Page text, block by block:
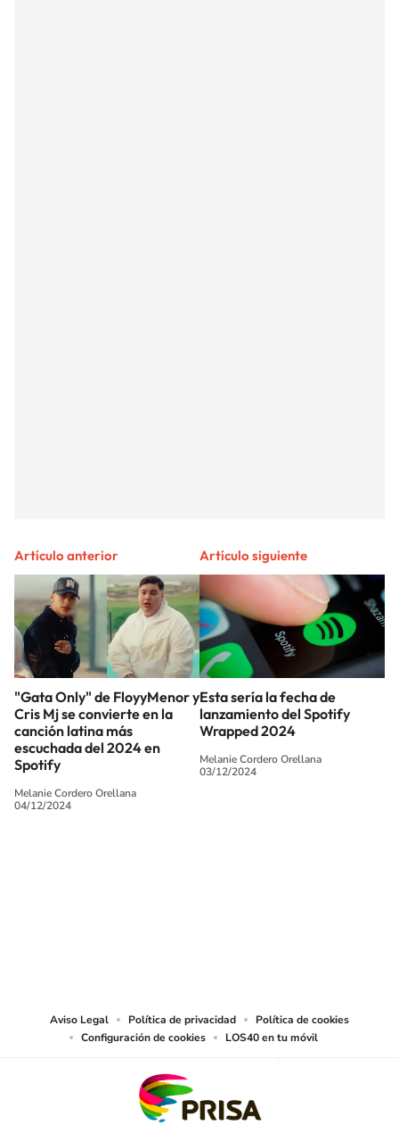
Artículo anterior
"Gata Only" de FloyyMenor y
Cris Mj se convierte en la
canción latina más
escuchada del 2024 en
Spotify
Melanie Cordero Orellana
04/12/2024
Artículo siguiente
Esta sería la fecha de
lanzamiento del Spotify
Wrapped 2024
Melanie Cordero Orellana
03/12/2024
Aviso Legal Política de privacidad
Política de cookies
Configuración de cookies
LOS40 en tu móvil